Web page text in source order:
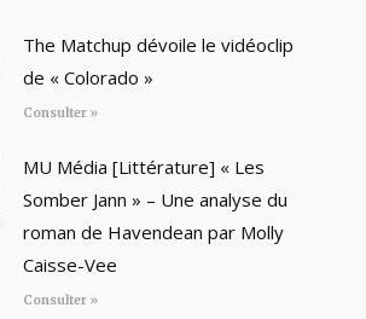
The Matchup dévoile le vidéoclip
de « Colorado »
Consulter »
MU Média [Littérature] « Les
Somber Jann » – Une analyse du
roman de Havendean par Molly
Caisse-Vee
Consulter »